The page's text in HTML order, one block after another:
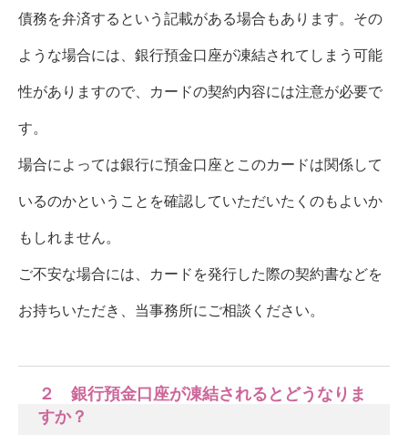
債務を弁済するという記載がある場合もあります。その
ような場合には、銀行預金口座が凍結されてしまう可能
性がありますので、カードの契約内容には注意が必要で
す。
場合によっては銀行に預金口座とこのカードは関係して
いるのかということを確認していただいたくのもよいか
もしれません。
ご不安な場合には、カードを発行した際の契約書などを
お持ちいただき、当事務所にご相談ください。
２ 銀行預金口座が凍結されるとどうなりま
すか？